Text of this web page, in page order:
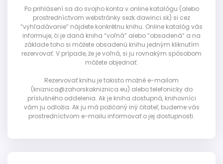
Po prihlásení sa do svojho konta v online katalógu (alebo
prostredníctvom webstránky sezk.dawinci.sk) si cez
“vyhľadávanie” nájdete konkrétnu knihu. Online katalóg vás
informuje, či je daná kniha “voľná” alebo “obsadená” a na
základe toho si môžete obsadenú knihu jedným kliknutím
rezervovať. V prípade, že je voľná, si ju rovnakým spôsobom
môžete objednať.
Rezervovať knihu je takisto možné e-mailom
(kniznica@zahorskakniznica.eu) alebo telefonicky do
príslušného oddelenia. Ak je kniha dostupná, knihovníci
vám ju odložia. Ak ju má požičaný iný čitateľ, budeme vás
prostredníctvom e-mailu informovať o jej dostupnosti.